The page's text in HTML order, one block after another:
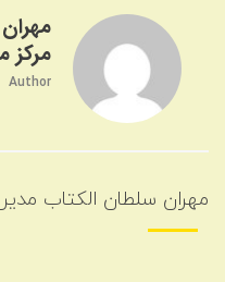
مرکز
Author
مهران سلطان الکتاب